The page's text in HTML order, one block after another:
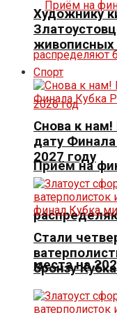
Приём на
места на
Художнику
живописных
Спорт
Снова к нам!
дату
2027 году
Стали
бронзу